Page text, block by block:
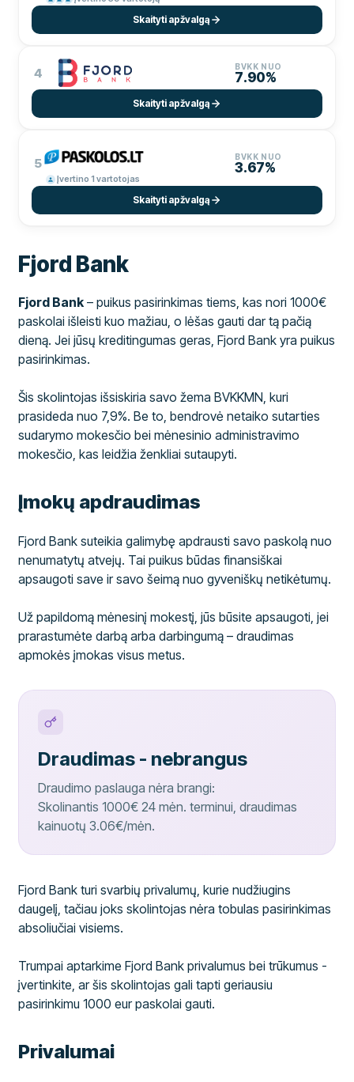
Skaityti apžvalgą
4 BVKK NUO
7.90%
Skaityti apžvalgą
5
Įvertino 1 vartotojas
BVKK NUO
3.67%
Skaityti apžvalgą
Fjord Bank
Fjord Bank – puikus pasirinkimas tiems, kas nori 1000€
paskolai išleisti kuo mažiau, o lėšas gauti dar tą pačią
dieną. Jei jūsų kreditingumas geras, Fjord Bank yra puikus
pasirinkimas.
Šis skolintojas išsiskiria savo žema BVKKMN, kuri
prasideda nuo 7,9%. Be to, bendrovė netaiko sutarties
sudarymo mokesčio bei mėnesinio administravimo
mokesčio, kas leidžia ženkliai sutaupyti.
Įmokų apdraudimas
Fjord Bank suteikia galimybę apdrausti savo paskolą nuo
nenumatytų atvejų. Tai puikus būdas finansiškai
apsaugoti save ir savo šeimą nuo gyveniškų netikėtumų.
Už papildomą mėnesinį mokestį, jūs būsite apsaugoti, jei
prarastumėte darbą arba darbingumą – draudimas
apmokės įmokas visus metus.
Draudimas - nebrangus
Draudimo paslauga nėra brangi:
Skolinantis 1000€ 24 mėn. terminui, draudimas
kainuotų 3.06€/mėn.
Fjord Bank turi svarbių privalumų, kurie nudžiugins
daugelį, tačiau joks skolintojas nėra tobulas pasirinkimas
absoliučiai visiems.
Trumpai aptarkime Fjord Bank privalumus bei trūkumus -
įvertinkite, ar šis skolintojas gali tapti geriausiu
pasirinkimu 1000 eur paskolai gauti.
Privalumai